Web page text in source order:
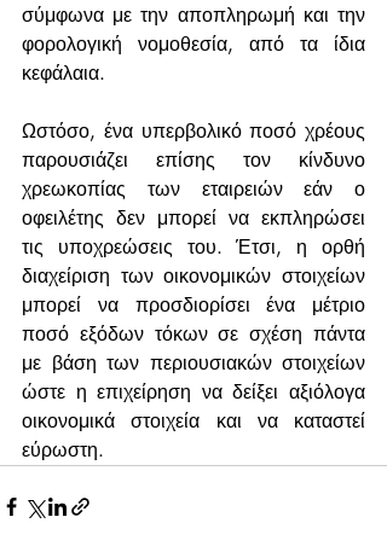
σύμφωνα με την αποπληρωμή και την
φορολογική νομοθεσία, από τα ίδια
κεφάλαια.
Ωστόσο, ένα υπερβολικό ποσό χρέους
παρουσιάζει επίσης τον κίνδυνο
χρεωκοπίας των εταιρειών εάν ο
οφειλέτης δεν μπορεί να εκπληρώσει
τις υποχρεώσεις του. Έτσι, η ορθή
διαχείριση των οικονομικών στοιχείων
μπορεί να προσδιορίσει ένα μέτριο
ποσό εξόδων τόκων σε σχέση πάντα
με βάση των περιουσιακών στοιχείων
ώστε η επιχείρηση να δείξει αξιόλογα
οικονομικά στοιχεία και να καταστεί
εύρωστη.